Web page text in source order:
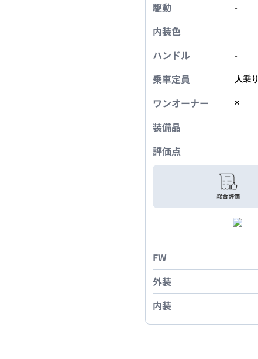
駆動 -
内装色
ハンドル
-
乗車定員 人乗り
ワンオーナー ×
装備品
評価点
FW
外装
内装